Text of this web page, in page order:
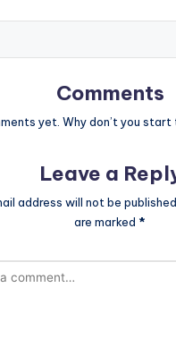
Comments
yet. Why don’t you start
Leave a
address will not be published.
are marked *